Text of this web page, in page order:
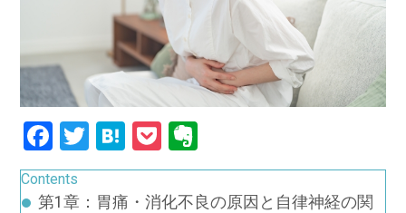
Facebook
Twitter
HatenaPocket
Contents
第1章：胃痛・消化不良の原因と自律神経の関